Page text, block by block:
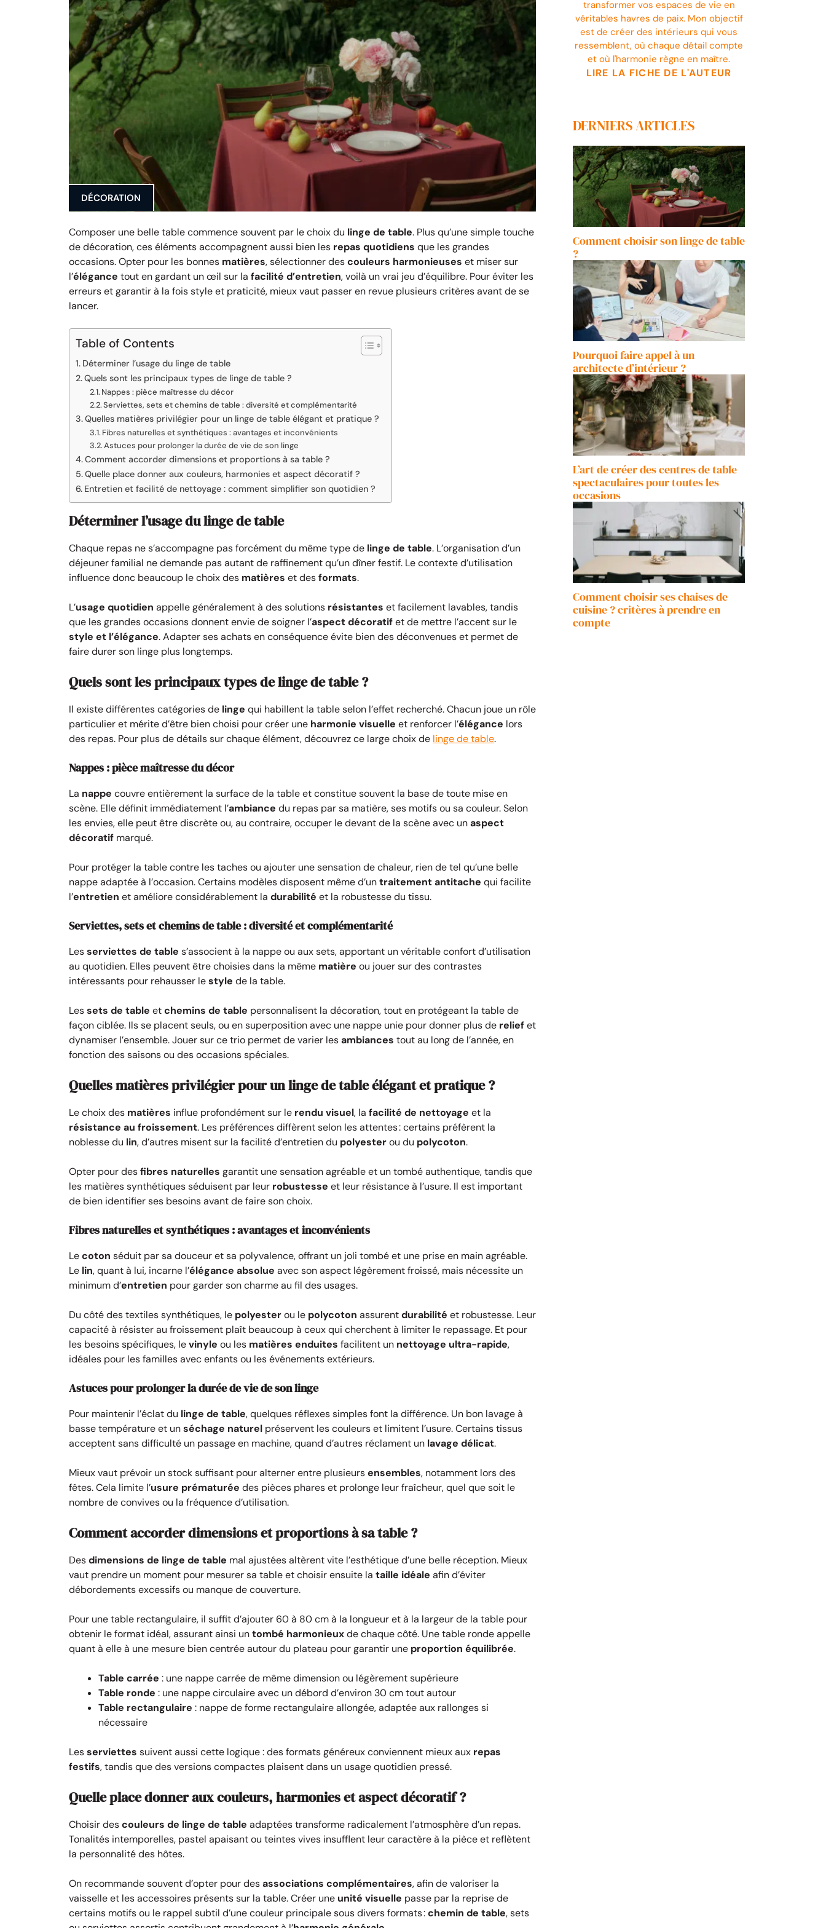
DÉCORATION
Composer une belle table commence souvent par le choix du linge de table. Plus qu’une simple touche
de décoration, ces éléments accompagnent aussi bien les repas quotidiens que les grandes
occasions. Opter pour les bonnes matières, sélectionner descouleurs harmonieuses et miser sur
l’élégance tout en gardant un œil sur la facilité d’entretien, voilà un vrai jeu d’équilibre. Pour éviter les
erreurs et garantir à la fois style et praticité, mieux vaut passer en revue plusieurs critères avant de se
lancer.
Table of Contents
Déterminer l’usage du linge de table
Quels sont les principaux types de linge de table ?
Nappes : pièce maîtresse du décor
Serviettes, sets et chemins de table : diversité et complémentarité
Quelles matières privilégier pour un linge de table élégant et pratique ?
Fibres naturelles et synthétiques : avantages et inconvénients
Astuces pour prolonger la durée de vie de son linge
Comment accorder dimensions et proportions à sa table ?
Quelle place donner aux couleurs, harmonies et aspect décoratif ?
Entretien et facilité de nettoyage : comment simplifier son quotidien ?
Déterminer l’usage du linge de table
Chaque repas ne s’accompagne pas forcément du même type de linge de table. L’organisation d’un
déjeuner familial ne demande pas autant de raffinement qu’un dîner festif. Le contexte d’utilisation
influence donc beaucoup le choix des matières et desformats.
L’usage quotidien appelle généralement à des solutions résistantes et facilement lavables, tandis
que les grandes occasions donnent envie de soigner l’aspect décoratifet de mettre l’accent sur le
style et l’élégance. Adapter ses achats en conséquence évite bien des déconvenues et permet de
faire durer son linge plus longtemps.
Quels sont les principaux types de linge de table ?
Il existe différentes catégories de linge qui habillent la table selon l’effet recherché. Chacun joue un rôle
particulier et mérite d’être bien choisi pour créer une harmonie visuelle et renforcer l’élégance lors
des repas. Pour plus de détails sur chaque élément, découvrez ce large choix de linge de table.
Nappes : pièce maîtresse du décor
La nappe couvre entièrement la surface de la table et constitue souvent la base de toute mise en
scène. Elle définit immédiatement l’ambiance du repas par sa matière, ses motifs ou sa couleur. Selon
les envies, elle peut être discrète ou, au contraire, occuper le devant de la scène avec unaspect
décoratif marqué.
Pour protéger la table contre les taches ou ajouter une sensation de chaleur, rien de tel qu’une belle
nappe adaptée à l’occasion. Certains modèles disposent même d’untraitement antitache qui facilite
l’entretien et améliore considérablement la durabilité et la robustesse du tissu.
Serviettes, sets et chemins de table : diversité et complémentarité
Lesserviettes de table s’associent à la nappe ou aux sets, apportant un véritable confort d’utilisation
au quotidien. Elles peuvent être choisies dans la même matière ou jouer sur des contrastes
intéressants pour rehausser lestyle de la table.
Lessets de table etchemins de table personnalisent la décoration, tout en protégeant la table de
façon ciblée. Ils se placent seuls, ou en superposition avec une nappe unie pour donner plus de reliefet
dynamiser l’ensemble. Jouer sur ce trio permet de varier lesambiances tout au long de l’année, en
fonction des saisons ou des occasions spéciales.
Quelles matières privilégier pour un linge de table élégant et pratique ?
Le choix des matières influe profondément sur le rendu visuel, la facilité de nettoyage et la
résistance au froissement. Les préférences diffèrent selon les attentes : certains préfèrent la
noblesse du lin, d’autres misent sur la facilité d’entretien du polyesterou du polycoton.
Opter pour desfibres naturelles garantit une sensation agréable et un tombé authentique, tandis que
les matières synthétiques séduisent par leur robustesse et leur résistance à l’usure. Il est important
de bien identifier ses besoins avant de faire son choix.
Fibres naturelles et synthétiques : avantages et inconvénients
Lecoton séduit par sa douceur et sa polyvalence, offrant un joli tombé et une prise en main agréable.
Le lin, quant à lui, incarne l’élégance absolue avec son aspect légèrement froissé, mais nécessite un
minimum d’entretien pour garder son charme au fil des usages.
Du côté des textiles synthétiques, le polyesterou le polycoton assurentdurabilité et robustesse. Leur
capacité à résister au froissement plaît beaucoup à ceux qui cherchent à limiter le repassage. Et pour
les besoins spécifiques, levinyle ou les matières enduites facilitent un nettoyage ultra-rapide,
idéales pour les familles avec enfants ou les événements extérieurs.
Astuces pour prolonger la durée de vie de son linge
Pour maintenir l’éclat du linge de table, quelques réflexes simples font la différence. Un bon lavage à
basse température et unséchage naturel préservent les couleurs et limitent l’usure. Certains tissus
acceptent sans difficulté un passage en machine, quand d’autres réclament un lavage délicat.
Mieux vaut prévoir un stock suffisant pour alterner entre plusieursensembles, notamment lors des
fêtes. Cela limite l’usure prématurée des pièces phares et prolonge leur fraîcheur, quel que soit le
nombre de convives ou la fréquence d’utilisation.
Comment accorder dimensions et proportions à sa table ?
Desdimensions de linge de table mal ajustées altèrent vite l’esthétique d’une belle réception. Mieux
vaut prendre un moment pour mesurer sa table et choisir ensuite la taille idéale afin d’éviter
débordements excessifs ou manque de couverture.
Pour une table rectangulaire, il suffit d’ajouter 60 à 80 cm à la longueur et à la largeur de la table pour
obtenir le format idéal, assurant ainsi untombé harmonieuxde chaque côté. Une table ronde appelle
quant à elle à une mesure bien centrée autour du plateau pour garantir une proportion équilibrée.
Table carrée : une nappe carrée de même dimension ou légèrement supérieure
Table ronde : une nappe circulaire avec un débord d’environ 30 cm tout autour
Table rectangulaire : nappe de forme rectangulaire allongée, adaptée aux rallonges si
nécessaire
Lesserviettes suivent aussi cette logique : des formats généreux conviennent mieux aux repas
festifs, tandis que des versions compactes plaisent dans un usage quotidien pressé.
Quelle place donner aux couleurs, harmonies et aspect décoratif ?
Choisir descouleurs de linge de table adaptées transforme radicalement l’atmosphère d’un repas.
Tonalités intemporelles, pastel apaisant ou teintes vives insufflent leur caractère à la pièce et reflètent
la personnalité des hôtes.
On recommande souvent d’opter pour desassociations complémentaires, afin de valoriser la
vaisselle et les accessoires présents sur la table. Créer une unité visuelle passe par la reprise de
certains motifs ou le rappel subtil d’une couleur principale sous divers formats :chemin de table, sets
transformer vos espaces de vie en
véritables havres de paix. Mon objectif
est de créer des intérieurs qui vous
ressemblent, où chaque détail compte
et où l'harmonie règne en maître.
LIRE LA FICHE DE L'AUTEUR
DERNIERS ARTICLES
Comment choisir son linge de table
?
Pourquoi faire appel à un
architecte d’intérieur ?
L’art de créer des centres de table
spectaculaires pour toutes les
occasions
Comment choisir ses chaises de
cuisine ? critères à prendre en
compte